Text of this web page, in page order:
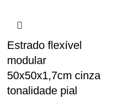
Estrado flexível
modular
50x50x1,7cm cinza
tonalidade pial